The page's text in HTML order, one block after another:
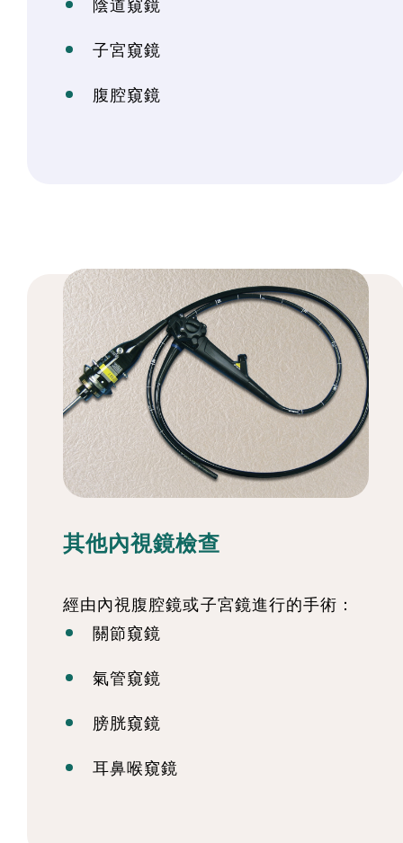
陰道窺鏡
子宮窺鏡
腹腔窺鏡
其他內視鏡檢查
經由內視腹腔鏡或子宮鏡進行的手術：
關節窺鏡
氣管窺鏡
膀胱窺鏡
耳鼻喉窺鏡